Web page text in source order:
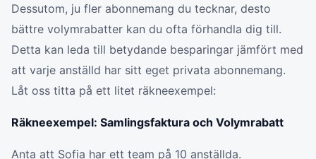
Dessutom, ju fler abonnemang du tecknar, desto
bättre volymrabatter kan du ofta förhandla dig till.
Detta kan leda till betydande besparingar jämfört med
att varje anställd har sitt eget privata abonnemang.
Låt oss titta på ett litet räkneexempel:
Räkneexempel: Samlingsfaktura och Volymrabatt
Anta att Sofia har ett team på 10 anställda.